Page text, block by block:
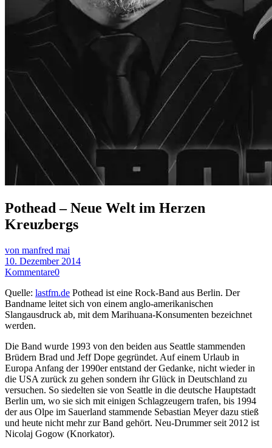
Pothead – Neue Welt im Herzen
Kreuzbergs
von manfred mai
10. Dezember 2014
Kommentare0
Quelle: lastfm.de Pothead ist eine Rock-Band aus Berlin. Der
Bandname leitet sich von einem anglo-amerikanischen
Slangausdruck ab, mit dem Marihuana-Konsumenten bezeichnet
werden.
Die Band wurde 1993 von den beiden aus Seattle stammenden
Brüdern Brad und Jeff Dope gegründet. Auf einem Urlaub in
Europa Anfang der 1990er entstand der Gedanke, nicht wieder in
die USA zurück zu gehen sondern ihr Glück in Deutschland zu
versuchen. So siedelten sie von Seattle in die deutsche Hauptstadt
Berlin um, wo sie sich mit einigen Schlagzeugern trafen, bis 1994
der aus Olpe im Sauerland stammende Sebastian Meyer dazu stieß
und heute nicht mehr zur Band gehört. Neu-Drummer seit 2012 ist
Nicolaj Gogow (Knorkator).